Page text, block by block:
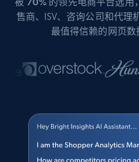
售商、ISV、咨询公司和代理
最值得信赖的网页数